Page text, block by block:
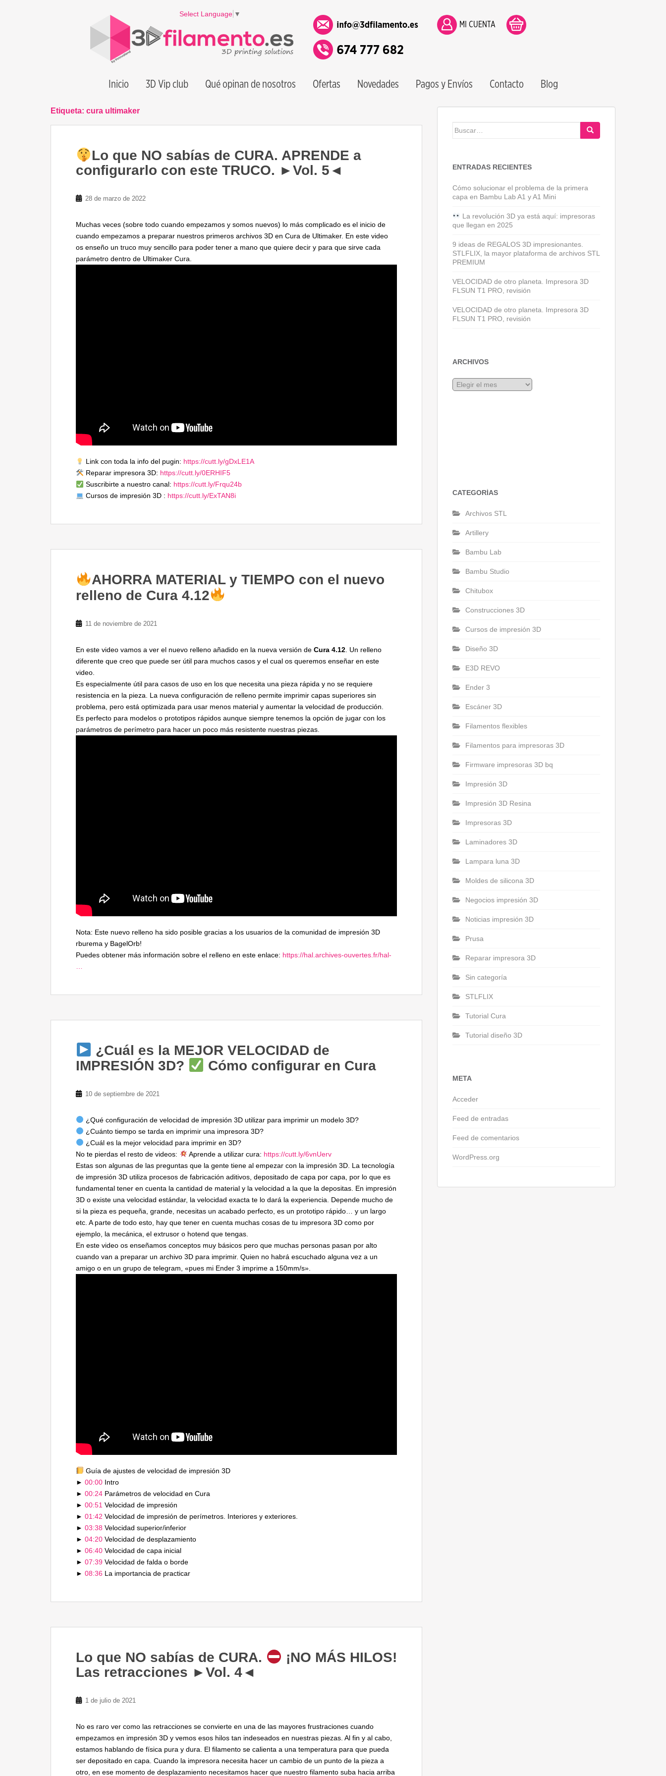
Select Language ▼
MI CUENTA
Inicio 3D Vip club Qué opinan de nosotros Ofertas Novedades Pagos y Envíos Contacto Blog
Etiqueta: cura ultimaker
Lo que NO sabías de CURA. APRENDE a
configurarlo con este TRUCO. ►Vol. 5◄
28 de marzo de 2022
Muchas veces (sobre todo cuando empezamos y somos nuevos) lo más complicado es el inicio de
cuando empezamos a preparar nuestros primeros archivos 3D en Cura de Ultimaker. En este video
os enseño un truco muy sencillo para poder tener a mano que quiere decir y para que sirve cada
parámetro dentro de Ultimaker Cura.
Link con toda la info del pugin: https://cutt.ly/gDxLE1A
Reparar impresora 3D: https://cutt.ly/0ERHIF5
Suscribirte a nuestro canal: https://cutt.ly/Frqu24b
Cursos de impresión 3D : https://cutt.ly/ExTAN8i
AHORRA MATERIAL y TIEMPO con el nuevo
relleno de Cura 4.12
11 de noviembre de 2021
En este video vamos a ver el nuevo relleno añadido en la nueva versión de Cura 4.12 . Un relleno
diferente que creo que puede ser útil para muchos casos y el cual os queremos enseñar en este
video.
Es especialmente útil para casos de uso en los que necesita una pieza rápida y no se requiere
resistencia en la pieza. La nueva configuración de relleno permite imprimir capas superiores sin
problema, pero está optimizada para usar menos material y aumentar la velocidad de producción.
Es perfecto para modelos o prototipos rápidos aunque siempre tenemos la opción de jugar con los
parámetros de perímetro para hacer un poco más resistente nuestras piezas.
Nota: Este nuevo relleno ha sido posible gracias a los usuarios de la comunidad de impresión 3D
rburema y BagelOrb!
Puedes obtener más información sobre el relleno en este enlace: https://hal.archives-ouvertes.fr/hal-
¿Cuál es la MEJOR VELOCIDAD de
IMPRESIÓN 3D?
Cómo configurar en Cura
10 de septiembre de 2021
¿Qué configuración de velocidad de impresión 3D utilizar para imprimir un modelo 3D?
¿Cuánto tiempo se tarda en imprimir una impresora 3D?
¿Cuál es la mejor velocidad para imprimir en 3D?
No te pierdas el resto de videos:
Aprende a utilizar cura: https://cutt.ly/6vnUerv
Estas son algunas de las preguntas que la gente tiene al empezar con la impresión 3D. La tecnología
de impresión 3D utiliza procesos de fabricación aditivos, depositado de capa por capa, por lo que es
fundamental tener en cuenta la cantidad de material y la velocidad a la que la depositas. En impresión
3D o existe una velocidad estándar, la velocidad exacta te lo dará la experiencia. Depende mucho de
si la pieza es pequeña, grande, necesitas un acabado perfecto, es un prototipo rápido… y un largo
etc. A parte de todo esto, hay que tener en cuenta muchas cosas de tu impresora 3D como por
ejemplo, la mecánica, el extrusor o hotend que tengas.
En este video os enseñamos conceptos muy básicos pero que muchas personas pasan por alto
cuando van a preparar un archivo 3D para imprimir. Quien no habrá escuchado alguna vez a un
amigo o en un grupo de telegram, «pues mi Ender 3 imprime a 150mm/s».
Guía de ajustes de velocidad de impresión 3D
► 00:00 Intro
► 00:24 Parámetros de velocidad en Cura
► 00:51 Velocidad de impresión
► 01:42 Velocidad de impresión de perímetros. Interiores y exteriores.
► 03:38 Velocidad superior/inferior
► 04:20 Velocidad de desplazamiento
► 06:40 Velocidad de capa inicial
► 07:39 Velocidad de falda o borde
► 08:36 La importancia de practicar
Lo que NO sabías de CURA.
¡NO MÁS HILOS!
Las retracciones ►Vol. 4◄
1 de julio de 2021
No es raro ver como las retracciones se convierte en una de las mayores frustraciones cuando
empezamos en impresión 3D y vemos esos hilos tan indeseados en nuestras piezas. Al fin y al cabo,
estamos hablando de física pura y dura. El filamento se calienta a una temperatura para que pueda
ser depositado en capa. Cuando la impresora necesita hacer un cambio de un punto de la pieza a
otro, en ese momento de desplazamiento necesitamos hacer que nuestro filamento suba hacia arriba
Buscar:
ENTRADAS RECIENTES
Cómo solucionar el problema de la primera
capa en Bambu Lab A1 y A1 Mini
La revolución 3D ya está aquí: impresoras
que llegan en 2025
9 ideas de REGALOS 3D impresionantes.
STLFLIX, la mayor plataforma de archivos STL
PREMIUM
VELOCIDAD de otro planeta. Impresora 3D
FLSUN T1 PRO, revisión
VELOCIDAD de otro planeta. Impresora 3D
FLSUN T1 PRO, revisión
ARCHIVOS
Archivos
CATEGORÍAS
Archivos STL
Artillery
Bambu Lab
Bambu Studio
Chitubox
Construcciones 3D
Cursos de impresión 3D
Diseño 3D
E3D REVO
Ender 3
Escáner 3D
Filamentos flexibles
Filamentos para impresoras 3D
Firmware impresoras 3D bq
Impresión 3D
Impresión 3D Resina
Impresoras 3D
Laminadores 3D
Lampara luna 3D
Moldes de silicona 3D
Negocios impresión 3D
Noticias impresión 3D
Prusa
Reparar impresora 3D
Sin categoría
STLFLIX
Tutorial Cura
Tutorial diseño 3D
META
Acceder
Feed de entradas
Feed de comentarios
WordPress.org